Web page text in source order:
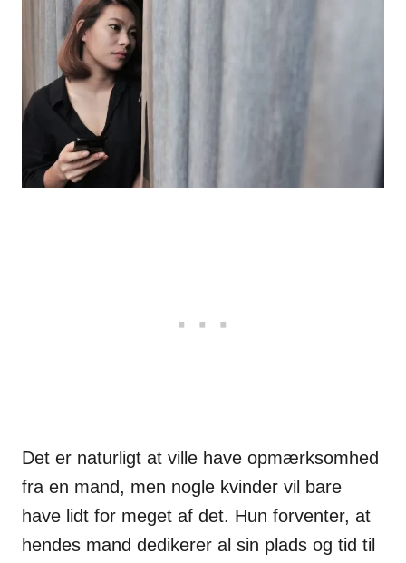
Det er naturligt at ville have opmærksomhed
fra en mand, men nogle kvinder vil bare
have lidt for meget af det. Hun forventer, at
hendes mand dedikerer al sin plads og tid til